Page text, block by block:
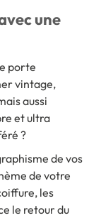
une
porte
vintage,
aussi
et ultra
?
de vos
de votre
les
le retour du